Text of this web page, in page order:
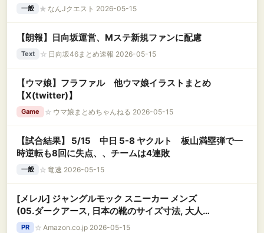
一般 ★ なんJクエスト 2026-05-15
【朗報】日向坂運営、Mステ新規ファンに配慮
Text ☆ 日向坂46まとめ速報 2026-05-15
【ウマ娘】フラファル 他ウマ娘イラストまとめ
【X(twitter)】
Game ☆ ウマ娘まとめちゃんねる 2026-05-15
【試合結果】 5/15 中日 5-8 ヤクルト 板山満塁弾で一
時逆転も8回に失点、、チームは4連敗
一般 ☆ 竜速 2026-05-15
[メレル] ジャングルモック スニーカー メンズ
(05.ダークアース, 日本の靴のサイズ寸法, 大人,
数値, 27.0 cm) [並行輸入品]
PR ☆ Amazon.co.jp 2026-05-15